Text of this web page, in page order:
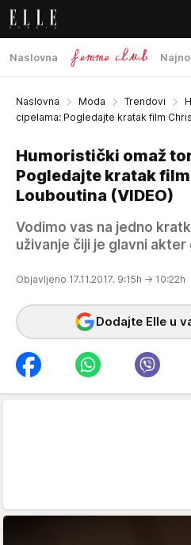
Naslovna
Naslovna Moda Trendovi
cipelama: Pogledajte kratak film
Humoristički omaž
Pogledajte kratak
Louboutina (VIDEO)
Vodimo vas na jedno
uživanje čiji je glavni
Objavljeno 17.11.2017. 9:15h → 10:22h
Dodajte Elle u